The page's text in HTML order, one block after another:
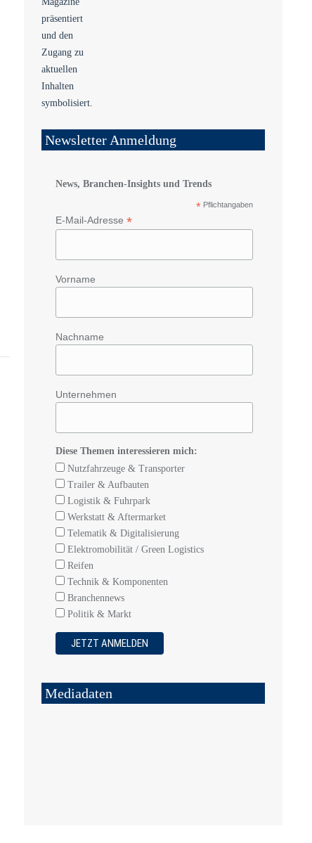
Newsletter Anmeldung
News, Branchen-Insights und Trends
* Pflichtangaben
E-Mail-Adresse *
Vorname
Nachname
Unternehmen
Diese Themen interessieren mich:
Nutzfahrzeuge & Transporter
Trailer & Aufbauten
Logistik & Fuhrpark
Werkstatt & Aftermarket
Telematik & Digitalisierung
Elektromobilität / Green Logistics
Reifen
Technik & Komponenten
Branchennews
Politik & Markt
Mediadaten